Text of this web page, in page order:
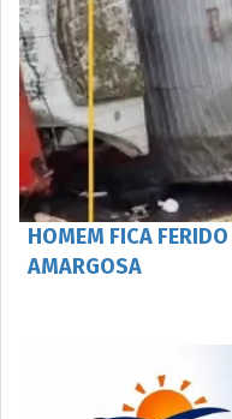
HOMEM FICA
AMARGOSA